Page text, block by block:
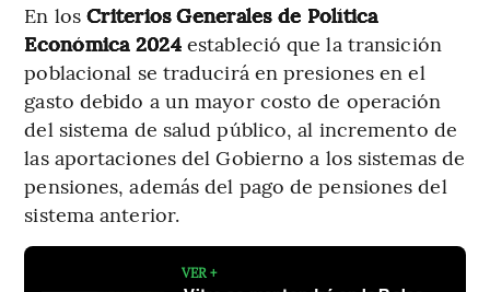
En losCriterios Generales de Política
Económica 2024 estableció que la transición
poblacional se traducirá en presiones en el
gasto debido a un mayor costo de operación
del sistema de salud público, al incremento de
las aportaciones del Gobierno a los sistemas de
pensiones, además del pago de pensiones del
sistema anterior.
VER +